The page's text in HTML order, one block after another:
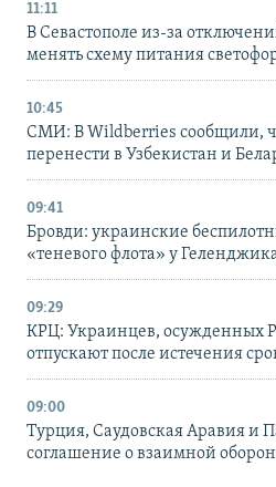
11:11
В Севастополе из-за
менять схему питания
10:45
СМИ: В Wildberries сообщили,
перенести в Узбекистан и
09:41
Бровди: украинские
«теневого флота» у
09:29
КРЦ: Украинцев, осужденных
отпускают после истечения
09:00
Турция, Саудовская Аравия и
соглашение о взаимной